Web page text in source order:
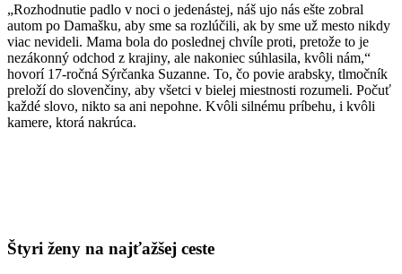
„Rozhodnutie padlo v noci o jedenástej, náš ujo nás ešte zobral
autom po Damašku, aby sme sa rozlúčili, ak by sme už mesto nikdy
viac nevideli. Mama bola do poslednej chvíle proti, pretože to je
nezákonný odchod z krajiny, ale nakoniec súhlasila, kvôli nám,“
hovorí 17-ročná Sýrčanka Suzanne. To, čo povie arabsky, tlmočník
preloží do slovenčiny, aby všetci v bielej miestnosti rozumeli. Počuť
každé slovo, nikto sa ani nepohne. Kvôli silnému príbehu, i kvôli
kamere, ktorá nakrúca.
Štyri ženy na najťažšej ceste